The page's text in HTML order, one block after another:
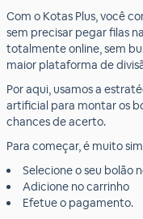
Com o Kotas Plus, você
sem precisar pegar filas
totalmente online, sem
maior plataforma de
Por aqui, usamos a
artificial para montar os
chances de acerto.
Para começar, é muito
Selecione o seu bolão
Adicione no carrinho
Efetue o pagamento.